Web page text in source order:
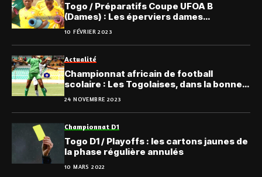
Togo / Préparatifs Coupe UFOA B
(Dames) : Les éperviers dames
convoqués pour un stage
10 FÉVRIER 2023
Actualité
Championnat africain de football
scolaire : Les Togolaises, dans la bonne
cadence
24 NOVEMBRE 2023
Championnat D1
Togo D1 / Playoffs : les cartons jaunes de
la phase régulière annulés
10 MARS 2022